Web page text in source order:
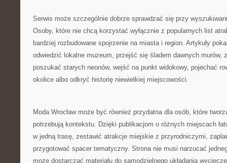
Serwis może szczególnie dobrze sprawdzać się przy
Osoby, które nie chcą korzystać wyłącznie z popularnych list
bardziej rozbudowane spojrzenie na miasta i region. Artykuły
odwiedzić lokalne muzeum, przejść się śladem dawnych murów,
poszukać starych neonów, wejść na punkt widokowy, pojechać
okolice albo odkryć historię niewielkiej miejscowości.
Moda Wrocław może być również przydatna dla osób, które
potrzebują kontekstu. Dzięki publikacjom o różnych miejscach
w jedną trasę, zestawić atrakcje miejskie z przyrodniczymi,
przygotować spacer tematyczny. Strona nie musi narzucać
może dostarczać materiału do samodzielnego układania